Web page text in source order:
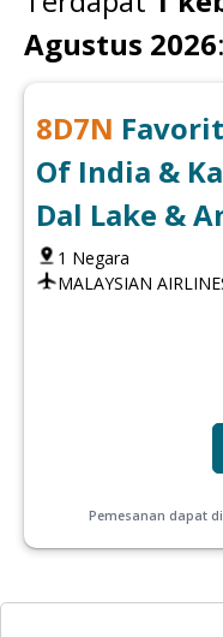
Agustus 2026:
8D7N
Of India &
Dal Lake &
1 Negara
MALAYSIAN
Pemesanan dapat